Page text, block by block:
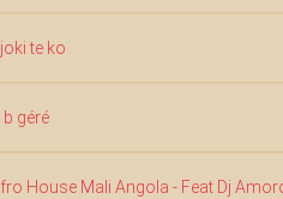
te ko
b géré
House Mali Angola - Feat Dj